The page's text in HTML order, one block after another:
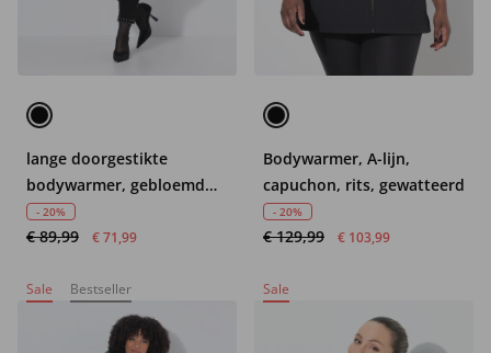
lange doorgestikte
bodywarmer, gebloemd
doorgestikt motief,
capuchon, 2-weg rits
- 20%
€ 89,99 € 71,99
Bodywarmer, A-lijn,
capuchon, rits, gewatteerd
- 20%
€ 129,99 € 103,99
Sale Bestseller Sale